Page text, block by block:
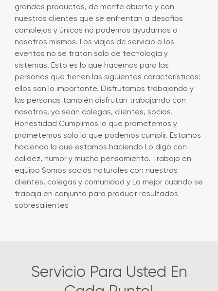
grandes productos, de mente abierta y con
nuestros clientes que se enfrentan a desafíos
complejos y únicos no podemos ayudarnos a
nosotros mismos. Los viajes de servicio o los
eventos no se tratan solo de tecnología y
sistemas. Esto es lo que hacemos para las
personas que tienen las siguientes características:
ellos son lo importante. Disfrutamos trabajando y
las personas también disfrutan trabajando con
nosotros, ya sean colegas, clientes, socios.
Honestidad Cumplimos lo que prometemos y
prometemos solo lo que podemos cumplir. Estamos
haciendo lo que estamos haciendo Lo digo con
calidez, humor y mucho pensamiento. Trabajo en
equipo Somos socios naturales con nuestros
clientes, colegas y comunidad y Lo mejor cuando se
trabaja en conjunto para producir resultados
sobresalientes
Servicio Para Usted En